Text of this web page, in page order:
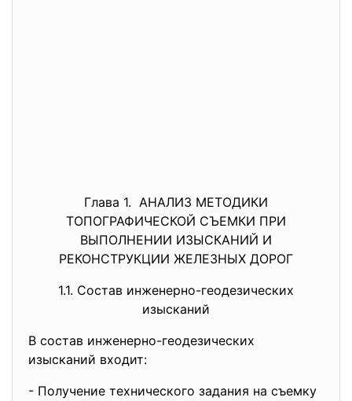
Глава 1. АНАЛИЗ МЕТОДИКИ
ТОПОГРАФИЧЕСКОЙ СЪЕМКИ ПРИ
ВЫПОЛНЕНИИ ИЗЫСКАНИЙ И
РЕКОНСТРУКЦИИ ЖЕЛЕЗНЫХ ДОРОГ
1.1. Состав инженерно-геодезических
изысканий
В состав инженерно-геодезических
изысканий входит:
- Получение технического задания на съемку